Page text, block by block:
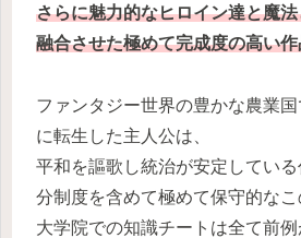
さらに魅力的なヒロイン達と魔
融合させた極めて完成度の高い
ファンタジー世界の豊かな農業
に転生した主人公は、
平和を謳歌し統治が安定してい
分制度を含めて極めて保守的なこ
大学院での知識チートは全て前